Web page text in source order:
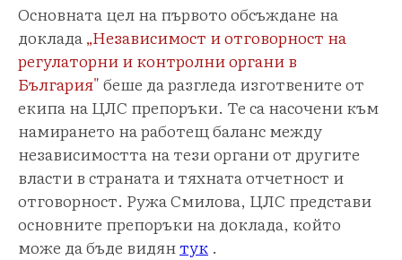
Основната цел на първото обсъждане на
доклада„Независимост и отговорност на
регулаторни и контролни органи в
България"беше да разгледа изготвените от
екипа на ЦЛС препоръки. Те са насочени към
намирането на работещ баланс между
независимостта на тези органи от другите
власти в страната и тяхната отчетност и
отговорност. Ружа Смилова, ЦЛС представи
основните препоръки на доклада, който
може да бъде видянтук .